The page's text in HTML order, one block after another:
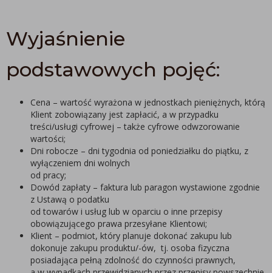
Wyjaśnienie
podstawowych pojęć:
Cena – wartość wyrażona w jednostkach pieniężnych, którą
Klient zobowiązany jest zapłacić, a w przypadku
treści/usługi cyfrowej – także cyfrowe odwzorowanie
wartości;
Dni robocze – dni tygodnia od poniedziałku do piątku, z
wyłączeniem dni wolnych
od pracy;
Dowód zapłaty – faktura lub paragon wystawione zgodnie
z Ustawą o podatku
od towarów i usług lub w oparciu o inne przepisy
obowiązującego prawa przesyłane Klientowi;
Klient – podmiot, który planuje dokonać zakupu lub
dokonuje zakupu produktu/-ów, tj. osoba fizyczna
posiadająca pełną zdolność do czynności prawnych,